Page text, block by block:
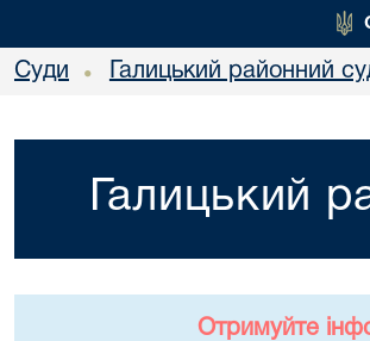
Суди • Галицький районний
Галицький
Отримуйте